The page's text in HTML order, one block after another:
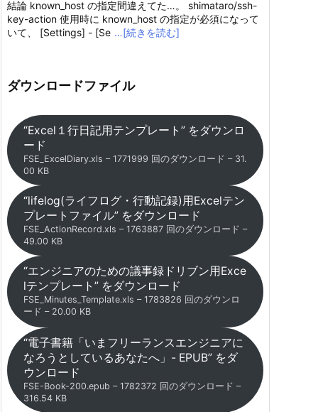
結論 known_host の指定間違えてた…。 shimataro/ssh-
key-action 使用時に known_host の指定が必須になって
いて、 [Settings] - [Se …[続きを読む]
ダウンロードファイル
“Excel１行日記用テンプレート” をダウンロ
ード
FSE_ExcelDiary.xls – 1771999 回のダウンロード – 31.
00 KB
“lifelog(ライフログ・行動記録)用Excelテン
プレートファイル” をダウンロード
FSE_ActionRecord.xls – 1763887 回のダウンロード –
49.00 KB
“エンジニアのための議事録ドリブン用Exce
lテンプレート” をダウンロード
FSE_Minutes_Template.xls – 1783826 回のダウンロ
ード – 20.00 KB
“電子書籍「いまフリーランスエンジニアに
なろうとしているあなたへ」- EPUB” をダ
ウンロード
FSE-Book-200.epub – 1782372 回のダウンロード –
316.54 KB